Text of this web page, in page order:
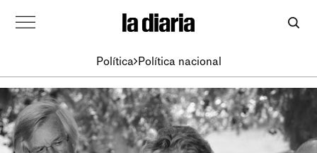
Política Política nacional